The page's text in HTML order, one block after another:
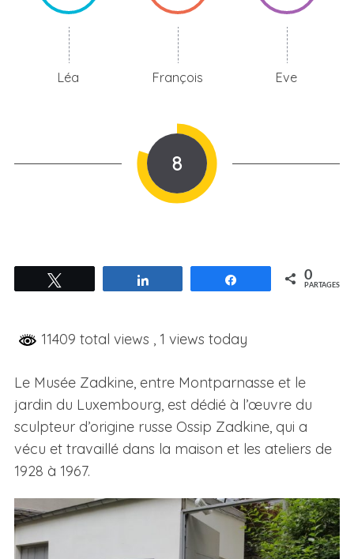
Léa François Eve
8
Partagez 0
PARTAGES
11409 total views , 1 views today
Le Musée Zadkine, entre Montparnasse et le
jardin du Luxembourg, est dédié à l’œuvre du
sculpteur d’origine russe Ossip Zadkine, qui a
vécu et travaillé dans la maison et les ateliers de
1928 à 1967.